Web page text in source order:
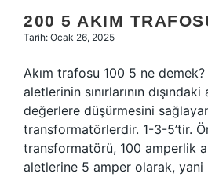
200 5 AKIM
Tarih: Ocak 26, 2025
Akım trafosu 100 5 ne
aletlerinin sınırlarının
değerlere düşürmesini
transformatörlerdir. 1-3-5’tir.
transformatörü, 100 amperlik
aletlerine 5 amper olarak,